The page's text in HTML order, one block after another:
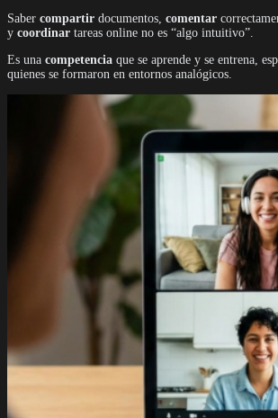
Saber compartir documentos, comentar
y coordinar tareas online no es “algo intuitivo”.
Es una competencia que se aprende y se entrena,
quienes se formaron en entornos analógicos.